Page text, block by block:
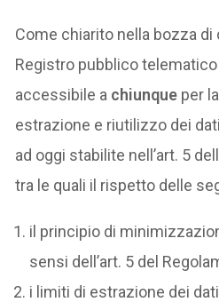
Come chiarito nella bozza
Registro pubblico
accessibile a chiunque per
estrazione e riutilizzo dei
ad oggi stabilite nell’art. 5
tra le quali il rispetto delle
il principio di
sensi dell’art. 5 del
i limiti di estrazione dei